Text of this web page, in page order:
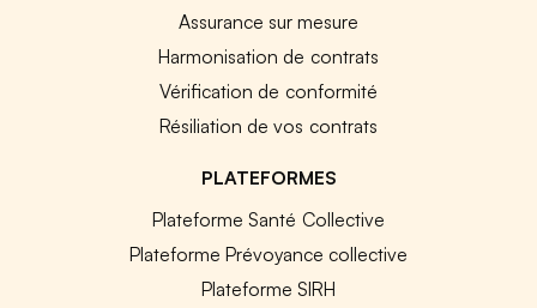
Assurance sur mesure
Harmonisation de contrats
Vérification de conformité
Résiliation de vos contrats
PLATEFORMES
Plateforme Santé Collective
Plateforme Prévoyance collective
Plateforme SIRH